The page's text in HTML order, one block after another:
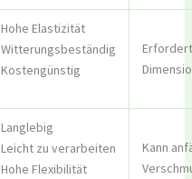
Hohe Elastizität
Witterungsbeständig
Kostengünstig
Langlebig
Leicht zu verarbeiten
Hohe Flexibilität
Kann